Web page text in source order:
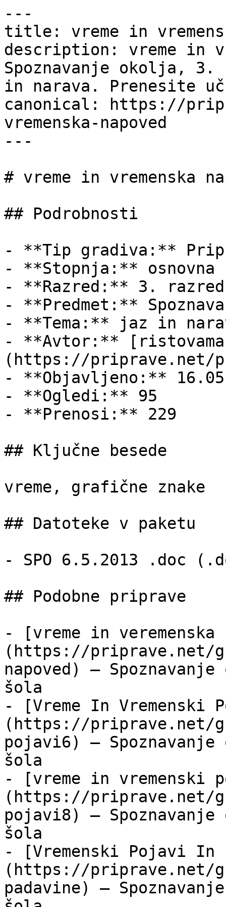
---
title: vreme in
description: vreme in
Spoznavanje okolja,
in narava. Prenesite
canonical: https://
vremenska-napoved
---
# vreme in vremenska
## Podrobnosti
- **Tip gradiva:**
- **Stopnja:** osnovna
- **Razred:** 3. razred
- **Predmet:**
- **Tema:** jaz in
- **Avtor:**
(https://priprave.net/
- **Objavljeno:**
- **Ogledi:** 95
- **Prenosi:** 229
## Ključne besede
vreme, grafične znake
## Datoteke v paketu
- SPO 6.5.2013 .doc
## Podobne priprave
- [vreme in veremenska
(https://priprave.net/
napoved) —
šola
- [Vreme In Vremenski
(https://priprave.net/
pojavi6) —
šola
- [vreme in vremenski
(https://priprave.net/
pojavi8) —
šola
- [Vremenski Pojavi In
(https://priprave.net/
padavine) —